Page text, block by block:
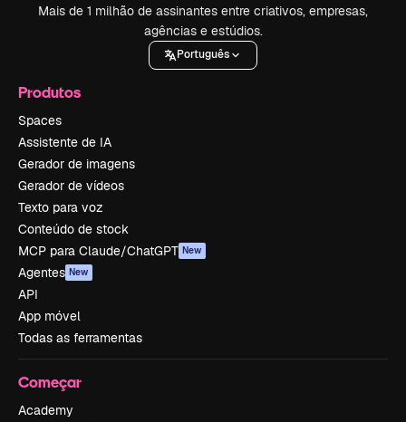
Mais de 1 milhão de assinantes entre criativos, empresas,
agências e estúdios.
Português
Produtos
Spaces
Assistente de IA
Gerador de imagens
Gerador de vídeos
Texto para voz
Conteúdo de stock
MCP para Claude/ChatGPT New
Agentes New
API
App móvel
Todas as ferramentas
Começar
Academy